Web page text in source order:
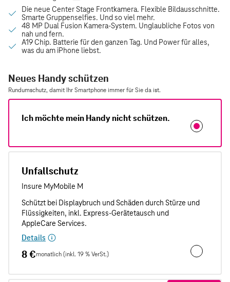
Neues Handy schützen
Rundumschutz, damit Ihr Smartphone immer für Sie da ist.
Ich möchte mein Handy nicht schützen.
Unfallschutz
Details
8 €monatlich (inkl. 19 % VerSt.)